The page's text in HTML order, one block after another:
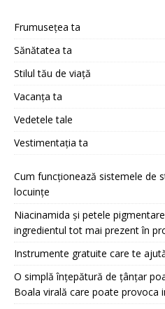
Frumusețea ta
Sănătatea ta
Stilul tău de viață
Vacanța ta
Vedetele tale
Vestimentația ta
Cum funcționează sistemele de
locuințe
Niacinamida și petele
ingredientul tot mai prezent în
Instrumente gratuite care te
O simplă înțepătură de țânțar
Boala virală care poate provoca